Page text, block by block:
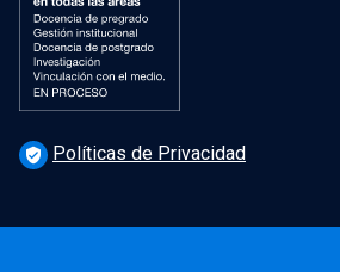
verified_user Políticas de Privacidad